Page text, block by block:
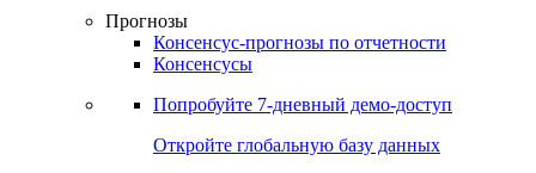
Прогнозы
Консенсус-прогнозы по отчетности
Консенсусы
Попробуйте 7-дневный демо-доступ
Откройте глобальную базу данных